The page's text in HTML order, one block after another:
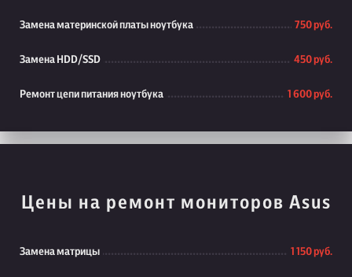
Замена материнской платы ноутбука 750 руб.
Замена HDD/SSD 450 руб.
Ремонт цепи питания ноутбука 1 600 руб.
Цены на ремонт мониторов Asus
Замена матрицы 1 150 руб.